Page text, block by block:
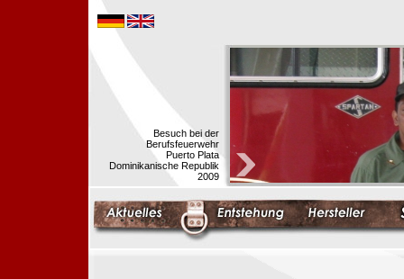
Besuch bei der
Berufsfeuerwehr
Puerto Plata
Dominikanische Republik
2009